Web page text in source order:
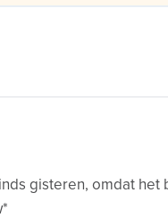
gisteren, omdat